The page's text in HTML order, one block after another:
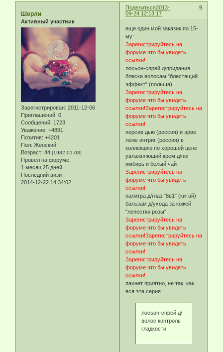
Поделиться 9
2013-
09-24 12:13:17
Шерли
Активный участник
Зарегистрирован: 2011-12-06
Приглашений: 0
Сообщений: 1723
Уважение: +4891
Позитив: +4201
Пол: Женский
Возраст: 44 [1982-01-03]
Провел на форуме:
1 месяц 25 дней
Последний визит:
2014-12-22 14:34:02
еще один мой заказик по 15-
му:
Зарегистрируйтесь на
форуме что бы увидеть
ссылки!
лосьон-спрей д/придания
блеска волосам "блестящий
эффект" (польша)
Зарегистрируйтесь на
форуме что бы увидеть
ссылки!Зарегистрируйтесь на
форуме что бы увидеть
ссылки!
персив дью (россия) и эрве
леже интриг (россия) в
коллекцию по хорошей цене
увлажняющий крем д/ног
имбирь и белый чай
Зарегистрируйтесь на
форуме что бы увидеть
ссылки!
палитра д/глаз "8в1" (китай)
бальзам д/ухода за кожей
"лепестки розы"
Зарегистрируйтесь на
форуме что бы увидеть
ссылки!Зарегистрируйтесь на
форуме что бы увидеть
ссылки!
Зарегистрируйтесь на
форуме что бы увидеть
ссылки!
пахнет приятно, не так, как
вся эта серия.
лосьон-спрей д/
волос контроль
гладкости